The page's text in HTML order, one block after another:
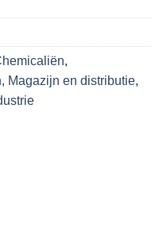
,
, Magazijn en distributie,